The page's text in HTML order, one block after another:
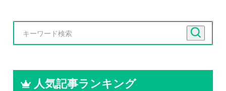
人気記事ランキング